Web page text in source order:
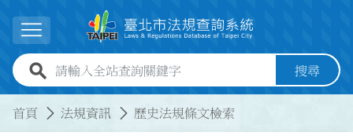
展開選單
全站查詢關鍵字欄位 搜尋
首頁 法規資訊 歷史法規條文檢索